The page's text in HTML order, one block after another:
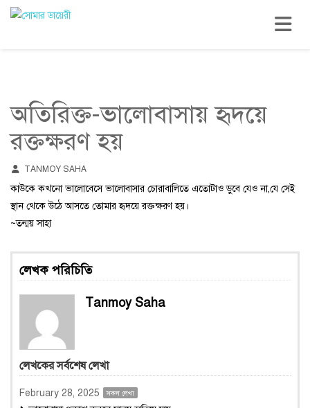
Toggle
অতিরিক্ত-ভালোবাসায় হৃদয়ে
রক্তক্ষরণ হয়
TANMOY SAHA
কাউকে কখনো ভালোবেসে ভালোবাসার চোরাবালিতে এতোটাও ডুবে যেও না,যে সেই
স্থান থেকে উঠে আসতে তোমার হৃদয়ে রক্তক্ষরণ হয়।
~তন্ময় সাহা
লেখক পরিচিতি
Tanmoy Saha
লেখকের সর্বশেষ লেখা
February 28, 2025 সকল লেখা